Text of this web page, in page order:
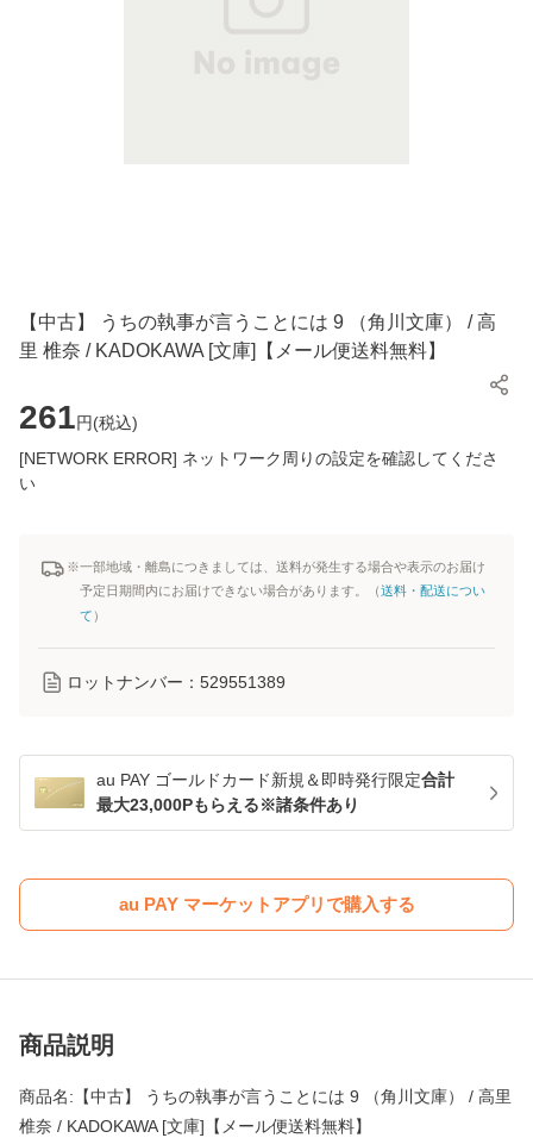
【中古】 うちの執事が言うことには 9 （角川文庫） / 高
里 椎奈 / KADOKAWA [文庫]【メール便送料無料】
261円(税込)
[NETWORK ERROR] ネットワーク周りの設定を確認してくださ
い
※一部地域・離島につきましては、送料が発生する場合や表示のお届け
予定日期間内にお届けできない場合があります。（送料・配送につい
て ）
ロットナンバー： 529551389
au PAY ゴールドカード新規＆即時発行限定合計
最大23,000Pもらえる※諸条件あり
au PAY マーケットアプリで購入する
商品説明
商品名:【中古】 うちの執事が言うことには 9 （角川文庫） / 高里
椎奈 / KADOKAWA [文庫]【メール便送料無料】